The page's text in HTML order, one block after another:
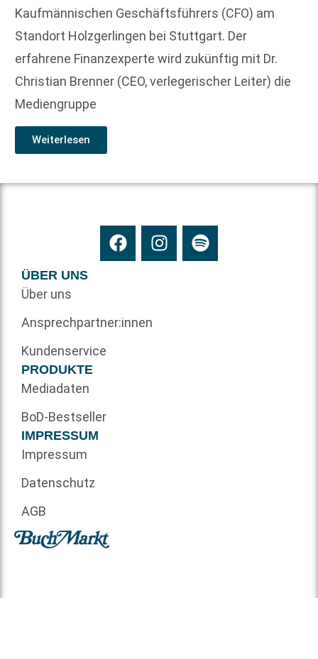
Kaufmännischen Geschäftsführers (CFO) am
Standort Holzgerlingen bei Stuttgart. Der
erfahrene Finanzexperte wird zukünftig mit Dr.
Christian Brenner (CEO, verlegerischer Leiter) die
Mediengruppe
Weiterlesen
ÜBER UNS
Über uns
Ansprechpartner:innen
Kundenservice
PRODUKTE
Mediadaten
BoD-Bestseller
IMPRESSUM
Impressum
Datenschutz
AGB